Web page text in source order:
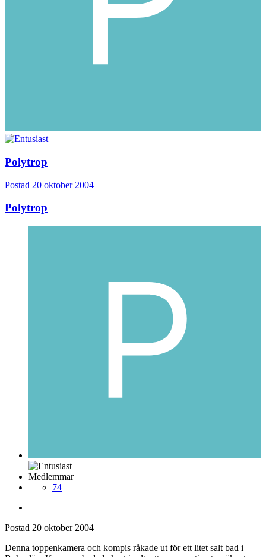
Polytrop
Postad 20 oktober 2004
Polytrop
Medlemmar
74
Postad 20 oktober 2004
Denna toppenkamera och kompis råkade ut för ett litet salt bad i